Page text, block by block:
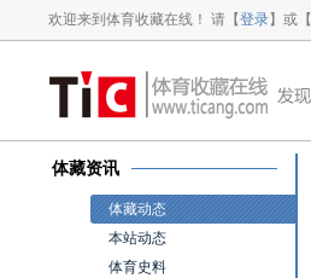
欢迎来到体育收藏在线！ 请【登录】或【
体藏资讯
体藏动态
本站动态
体育史料